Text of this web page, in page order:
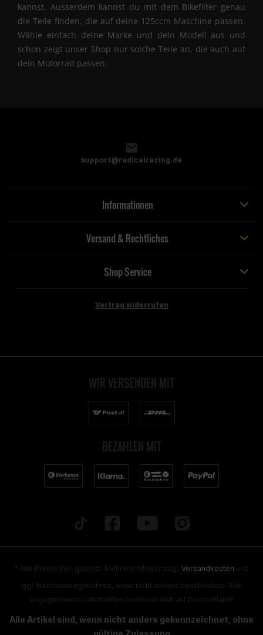
kannst. Ausserdem kannst du mit dem Bikefilter genau
die Teile finden, die auf deine 125ccm Maschine passen.
Wähle einfach deine Marke und dein Modell aus und
schon zeigt unser Shop nur solche Teile an, die auch auf
dein Motorrad passen.
support@radicalracing.de
Informationen
Versand & Rechtliches
Shop Service
Vertrag widerrufen
WIR VERSENDEN MIT
BEZAHLEN MIT
* Alle Preise inkl. gesetzl. Mehrwertsteuer zzgl. Versandkosten und
ggf. Nachnahmegebühren, wenn nicht anders beschrieben. Alle
angegebenen Lieferzeiten beziehen sich auf Deutschland!
Alle Artikel sind, wenn nicht anders gekennzeichnet, ohne